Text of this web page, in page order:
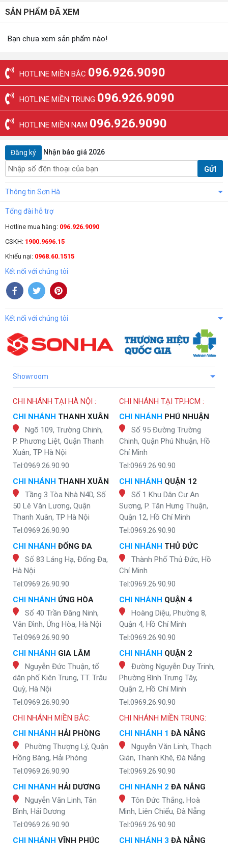
SẢN PHẨM ĐÃ XEM
Bạn chưa xem sản phẩm nào!
HOTLINE MIỀN BẮC 096.926.9090
HOTLINE MIỀN TRUNG 096.926.9090
HOTLINE MIỀN NAM 096.926.9090
Đăng ký Nhận báo giá 2026
GỬI
Thông tin Sơn Hà
Tổng đài hỗ trợ
Hotline mua hàng: 096.926.9090
CSKH: 1900.9696.15
Khiếu nại: 0968.60.1515
Kết nối với chúng tôi
Kết nối với chúng tôi
Showroom
CHI NHÁNH TẠI HÀ NỘI :
CHI NHÁNH THANH XUÂN
Ngõ 109, Trường Chinh,
P. Phương Liệt, Quận Thanh
Xuân, TP Hà Nội
Tel:0969.26.90.90
CHI NHÁNH THANH XUÂN
Tầng 3 Tòa Nhà N4D, Số
50 Lê Văn Lương, Quận
Thanh Xuân, TP Hà Nội
Tel:0969.26.90.90
CHI NHÁNH ĐỐNG ĐA
Số 83 Láng Hạ, Đống Đa,
Hà Nội
Tel:0969.26.90.90
CHI NHÁNH ỨNG HÒA
Số 40 Trần Đăng Ninh,
Vân Đình, Ứng Hòa, Hà Nội
Tel:0969.26.90.90
CHI NHÁNH GIA LÂM
Nguyễn Đức Thuận, tổ
dân phố Kiên Trung, TT. Trâu
Quỳ, Hà Nội
Tel:0969.26.90.90
CHI NHÁNH TẠI TP.HCM :
CHI NHÁNH PHÚ NHUẬN
Số 95 Đường Trường
Chinh, Quận Phú Nhuận, Hồ
Chí Minh
Tel:0969.26.90.90
CHI NHÁNH QUẬN 12
Số 1 Khu Dân Cư An
Sương, P. Tân Hưng Thuận,
Quận 12, Hồ Chí Minh
Tel:0969.26.90.90
CHI NHÁNH THỦ ĐỨC
Thành Phố Thủ Đức, Hồ
Chí Minh
Tel:0969.26.90.90
CHI NHÁNH QUẬN 4
Hoàng Diệu, Phường 8,
Quận 4, Hồ Chí Minh
Tel:0969.26.90.90
CHI NHÁNH QUẬN 2
Đường Nguyễn Duy Trinh,
Phường Bình Trưng Tây,
Quận 2, Hồ Chí Minh
Tel:0969.26.90.90
CHI NHÁNH MIỀN BẮC:
CHI NHÁNH HẢI PHÒNG
Phường Thượng Lý, Quận
Hồng Bàng, Hải Phòng
Tel:0969.26.90.90
CHI NHÁNH HẢI DƯƠNG
Nguyễn Văn Linh, Tân
Bình, Hải Dương
Tel:0969.26.90.90
CHI NHÁNH VĨNH PHÚC
CHI NHÁNH MIỀN TRUNG:
CHI NHÁNH 1 ĐÀ NẴNG
Nguyễn Văn Linh, Thạch
Gián, Thanh Khê, Đà Nẵng
Tel:0969.26.90.90
CHI NHÁNH 2 ĐÀ NẴNG
Tôn Đức Thắng, Hoà
Minh, Liên Chiểu, Đà Nẵng
Tel:0969.26.90.90
CHI NHÁNH 3 ĐÀ NẴNG